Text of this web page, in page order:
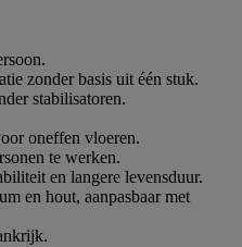
zonder basis uit één stuk.
stabilisatoren.
oneffen vloeren.
te werken.
en langere levensduur.
en hout, aanpasbaar met